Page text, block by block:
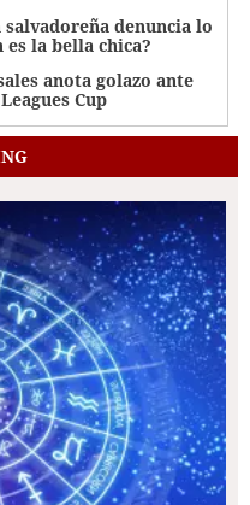
salvadoreña denuncia lo
la bella chica?
anota golazo ante
Cup